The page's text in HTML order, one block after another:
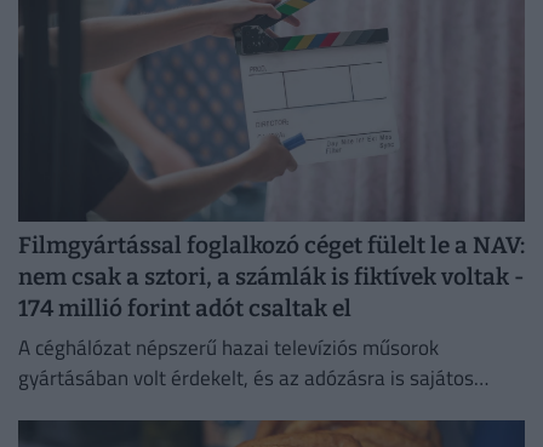
Filmgyártással foglalkozó céget fülelt le a NAV:
nem csak a sztori, a számlák is fiktívek voltak -
174 millió forint adót csaltak el
A céghálózat népszerű hazai televíziós műsorok
gyártásában volt érdekelt, és az adózásra is sajátos